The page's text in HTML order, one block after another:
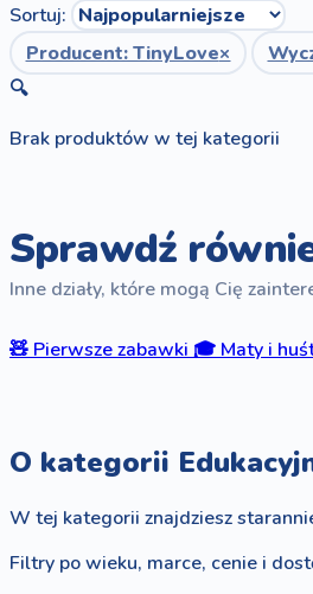
Sortuj:
Producent: TinyLove×
🔍
Brak produktów w tej kategorii
Sprawdź
Inne działy, które mogą Cię
🧸 Pierwsze zabawki 🎓 Maty i
O kategorii
W tej kategorii znajdziesz
Filtry po wieku, marce, cenie i